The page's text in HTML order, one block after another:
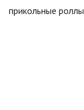
прикольные роллы